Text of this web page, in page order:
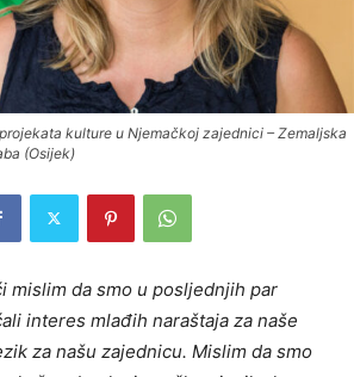
kulture u Njemačkoj zajednici – Zemaljska
(Osijek)
mislim da smo u posljednjih par
interes mlađih naraštaja za naše
za našu zajednicu. Mislim da smo